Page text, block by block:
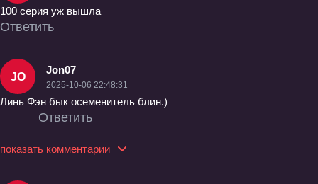
100 серия уж вышла
Ответить
JO
Jon07
2025-10-06 22:48:31
Линь Фэн бык осеменитель блин.)
Ответить
показать комментарии